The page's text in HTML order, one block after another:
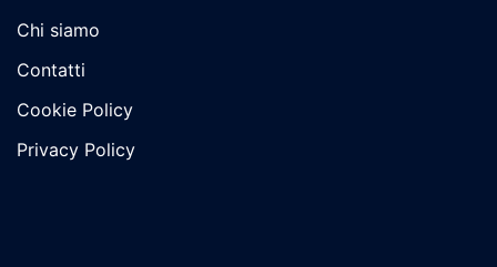
Chi siamo
Contatti
Cookie Policy
Privacy Policy